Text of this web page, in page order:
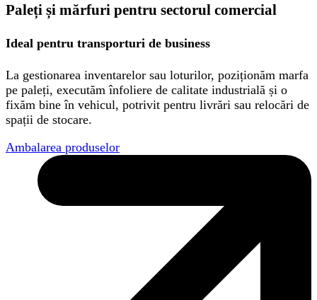
Paleți și mărfuri pentru sectorul comercial
Ideal pentru transporturi de business
La gestionarea inventarelor sau loturilor, poziționăm marfa
pe paleți, executăm înfoliere de calitate industrială și o
fixăm bine în vehicul, potrivit pentru livrări sau relocări de
spații de stocare.
Ambalarea produselor